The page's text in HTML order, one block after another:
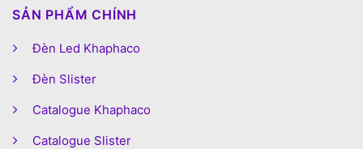
SẢN PHẨM CHÍNH
Đèn Led Khaphaco
Đèn Slister
Catalogue Khaphaco
Catalogue Slister